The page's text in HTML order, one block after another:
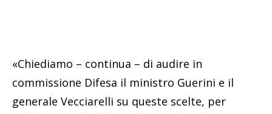
«Chiediamo – continua – di audire in
commissione Difesa il ministro Guerini e il
generale Vecciarelli su queste scelte, per